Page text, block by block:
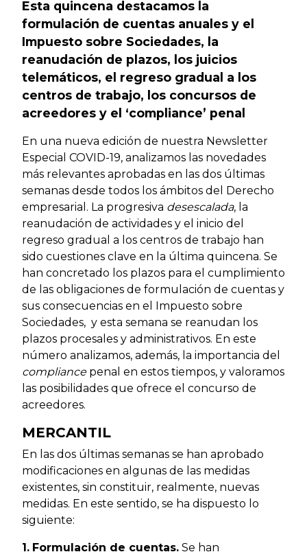
Esta quincena destacamos la
formulación de cuentas anuales y el
Impuesto sobre Sociedades, la
reanudación de plazos, los juicios
telemáticos, el regreso gradual a los
centros de trabajo, los concursos de
acreedores y el ‘compliance’ penal
En una nueva edición de nuestra Newsletter
Especial COVID-19, analizamos las novedades
más relevantes aprobadas en las dos últimas
semanas desde todos los ámbitos del Derecho
empresarial. La progresiva desescalada, la
reanudación de actividades y el inicio del
regreso gradual a los centros de trabajo han
sido cuestiones clave en la última quincena. Se
han concretado los plazos para el cumplimiento
de las obligaciones de formulación de cuentas y
sus consecuencias en el Impuesto sobre
Sociedades, y esta semana se reanudan los
plazos procesales y administrativos. En este
número analizamos, además, la importancia del
compliancepenal en estos tiempos, y valoramos
las posibilidades que ofrece el concurso de
acreedores.
MERCANTIL
En las dos últimas semanas se han aprobado
modificaciones en algunas de las medidas
existentes, sin constituir, realmente, nuevas
medidas. En este sentido, se ha dispuesto lo
siguiente:
1. Formulación de cuentas. Se han